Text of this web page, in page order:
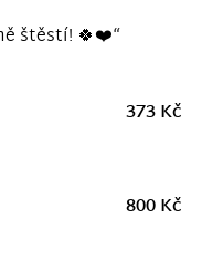
štěstí! 🍀❤️“
373 Kč
800 Kč